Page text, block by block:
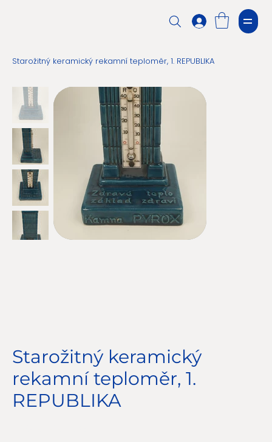
Starožitný keramický rekamní teploměr, 1. REPUBLIKA
Starožitný keramický
rekamní teploměr, 1.
REPUBLIKA